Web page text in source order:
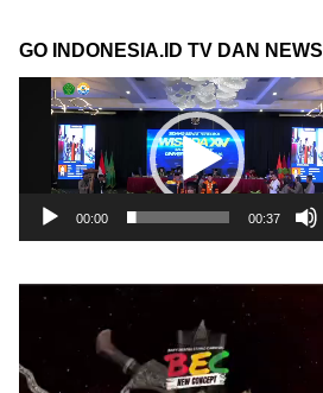
GO INDONESIA.ID TV DAN NEWS
Pemutar
Video
00:00 00:37
Pemutar